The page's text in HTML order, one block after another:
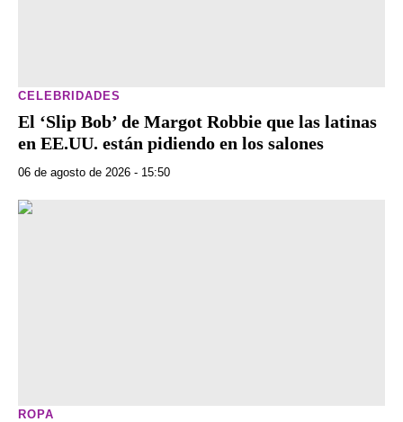
CELEBRIDADES
El ‘Slip Bob’ de Margot Robbie que las latinas
en EE.UU. están pidiendo en los salones
06 de agosto de 2026 - 15:50
ROPA